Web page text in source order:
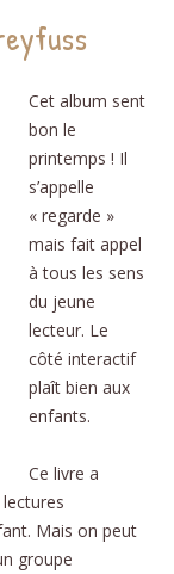
Cet album sent
bon le
printemps ! Il
s’appelle
« regarde »
mais fait appel
à tous les sens
du jeune
lecteur. Le
côté interactif
plaît bien aux
enfants.
Ce livre a
Mais on peut
groupe